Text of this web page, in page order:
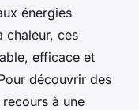
énergies
chaleur, ces
efficace et
découvrir des
à une